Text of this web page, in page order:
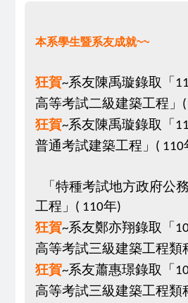
本系學生暨系友成就~~
狂賀~系友陳禹璇錄取 「
高等考試二級建築工程 」 (
狂賀~系友陳禹璇錄取 「
普通考試建築工程 」 ( 110
「特種考試地方政府公
工程 」 ( 110年)
狂賀~系友鄭亦翔錄取 「
高等考試三級建築工程類
狂賀~系友蕭惠璟錄取 「
高等考試三級建築工程類